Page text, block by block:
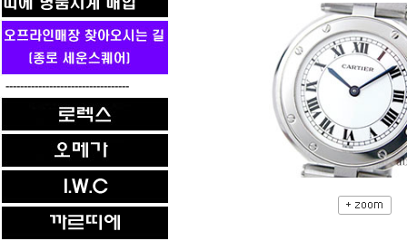
----------------------------------